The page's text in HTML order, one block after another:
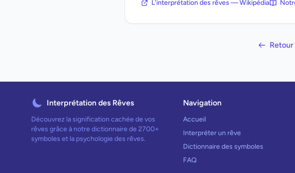
L'interprétation des rêves — Wikipédia
Interprétation des Rêves
Découvrez la signification cachée de vos
rêves grâce à notre dictionnaire de 2700+
symboles et la psychologie des rêves.
Navigation
Accueil
Interpréter un rêve
Dictionnaire des symboles
FAQ